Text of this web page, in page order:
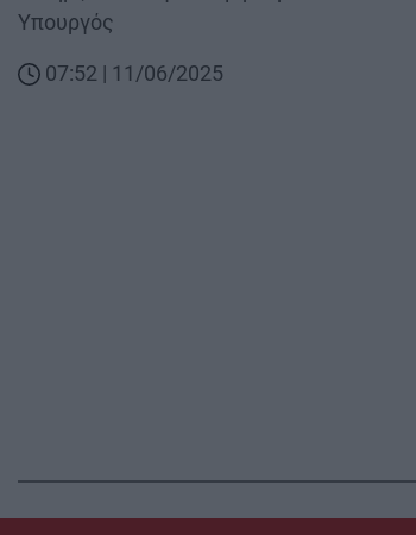
Υπουργός
07:52 | 11/06/2025